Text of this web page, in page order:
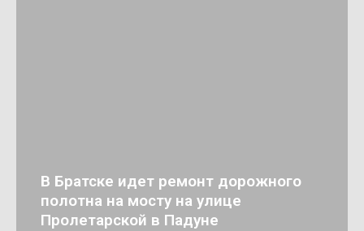
В Братске идет ремонт дорожного
полотна на мосту на улице
Пролетарской в Падуне